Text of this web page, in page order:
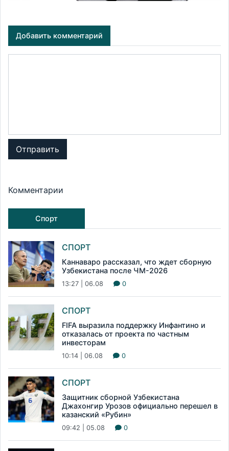
Добавить комментарий
Отправить
Комментарии
Спорт
СПОРТ
Каннаваро рассказал, что ждет сборную
Узбекистана после ЧМ-2026
13:27 | 06.08 0
СПОРТ
FIFA выразила поддержку Инфантино и
отказалась от проекта по частным
инвесторам
10:14 | 06.08 0
СПОРТ
Защитник сборной Узбекистана
Джахонгир Урозов официально перешел в
казанский «Рубин»
09:42 | 05.08 0